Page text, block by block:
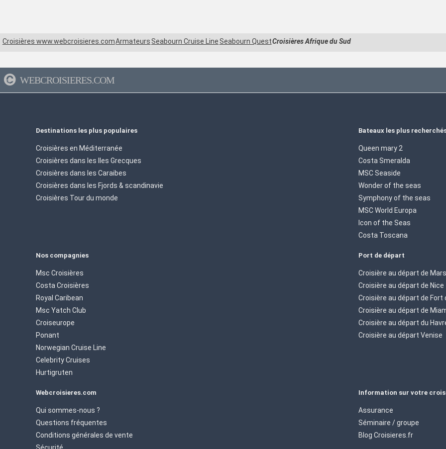
Croisières www.webcroisieres.comArmateurs Seabourn Cruise Line Seabourn QuestCroisières Afrique du Sud
WEBCROISIERES.COM
Destinations les plus populaires
Croisières en Méditerranée
Croisières dans les Iles Grecques
Croisières dans les Caraibes
Croisières dans les Fjords & scandinavie
Croisières Tour du monde
Bateaux les plus
Queen mary 2
Costa Smeralda
MSC Seaside
Wonder of the seas
Symphony of the seas
MSC World Europa
Icon of the Seas
Costa Toscana
Nos compagnies
Msc Croisières
Costa Croisières
Royal Caribean
Msc Yatch Club
Croiseurope
Ponant
Norwegian Cruise Line
Celebrity Cruises
Hurtigruten
Port de départ
Croisière au départ de
Croisière au départ de Nice
Croisière au départ de Fort
Croisière au départ de
Croisière au départ du
Croisière au départ Venise
Webcroisieres.com
Qui sommes-nous ?
Questions fréquentes
Conditions générales de vente
Information sur votre
Assurance
Séminaire / groupe
Blog Croisieres.fr